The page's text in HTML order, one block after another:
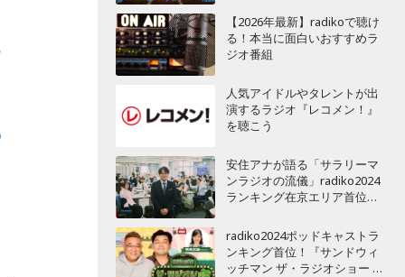
【2026年最新】radikoで聴け
る！本当に面白いおすすめラ
ジオ番組
人気アイドルやタレントが出
演するラジオ『レコメン！』
を聴こう
安住アナが語る「サラリーマ
ンラジオの流儀」radiko2024
ランキング在京エリア首位
曜天国』インタビュー
radiko2024ポッドキャストラ
ンキング首位！『サンドウィ
ッチマン ザ・ラジオショー サ